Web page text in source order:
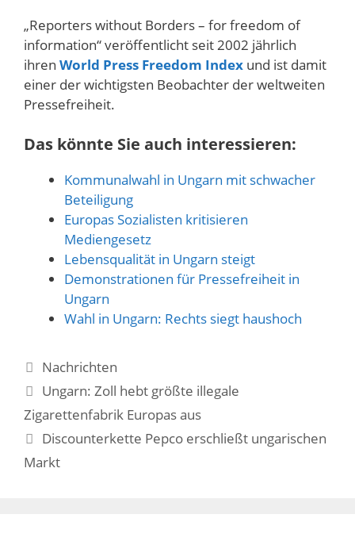
„Reporters without Borders – for freedom of
information“ veröffentlicht seit 2002 jährlich
ihren World Press Freedom Index und ist damit
einer der wichtigsten Beobachter der weltweiten
Pressefreiheit.
Das könnte Sie auch interessieren:
Kommunalwahl in Ungarn mit schwacher
Beteiligung
Europas Sozialisten kritisieren
Mediengesetz
Lebensqualität in Ungarn steigt
Demonstrationen für Pressefreiheit in
Ungarn
Wahl in Ungarn: Rechts siegt haushoch
Kategorien
Nachrichten
Ungarn: Zoll hebt größte illegale
Zigarettenfabrik Europas aus
Discounterkette Pepco erschließt ungarischen
Markt